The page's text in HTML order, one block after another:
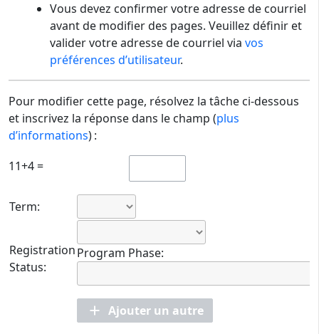
Vous devez confirmer votre adresse de courriel
avant de modifier des pages. Veuillez définir et
valider votre adresse de courriel via vos
préférences d’utilisateur.
Pour modifier cette page, résolvez la tâche ci-dessous
et inscrivez la réponse dans le champ (plus
d’informations) :
11+4 =
Term:
Registration
Status:
Program Phase:
Ajouter un autre